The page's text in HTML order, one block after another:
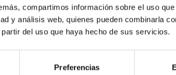
compartimos información sobre el uso
y análisis web, quienes pueden combinarla
del uso que haya hecho de sus servicios.
Preferencias